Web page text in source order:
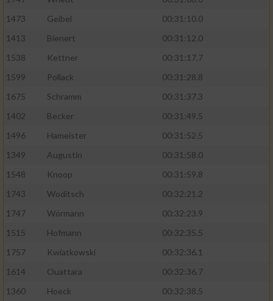
1473
Geibel
00:31:10.0
1413
Bienert
00:31:12.0
1538
Kettner
00:31:17.7
1599
Pollack
00:31:28.8
1675
Schramm
00:31:37.3
1402
Becker
00:31:49.5
1496
Hameister
00:31:52.5
1349
Augustin
00:31:58.0
1548
Knoop
00:31:59.8
1743
Woditsch
00:32:21.2
1747
Wörmann
00:32:23.9
1515
Hofmann
00:32:35.5
1757
Kwiatkowski
00:32:36.1
1614
Ouattara
00:32:36.7
1360
Hoeck
00:32:38.5